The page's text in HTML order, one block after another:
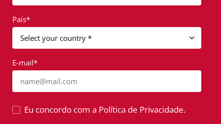
País*
E-mail*
name@mail.com
Eu concordo com a Política de Privacidade.